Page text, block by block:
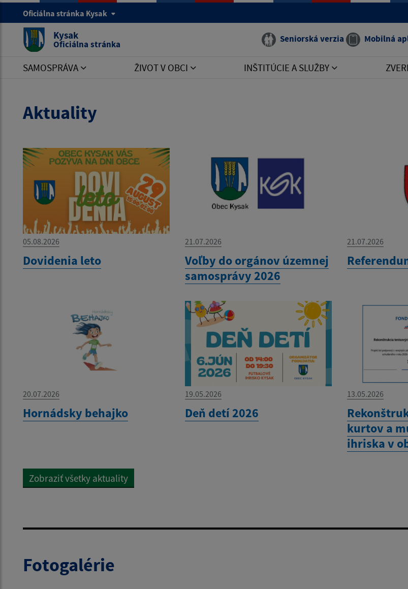
Oficiálna stránka Kysak
Kysak
Oficiálna stránka Seniorská verzia Mobilná
SAMOSPRÁVA ŽIVOT V OBCI INŠTITÚCIE A SLUŽBY
Aktuality
05.08.2026
Dovidenia leto
21.07.2026
Voľby do orgánov územnej
samosprávy 2026
21.07.2026
20.07.2026
Hornádsky behajko
19.05.2026
Deň detí 2026
13.05.2026
kurtov a
ihriska v
Zobraziť všetky aktuality
Fotogalérie